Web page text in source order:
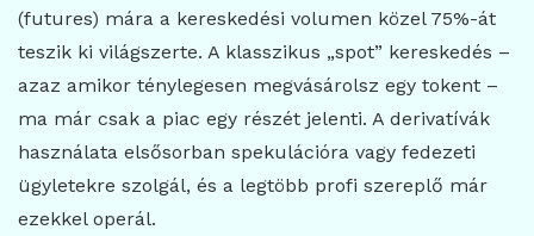
(futures) mára a kereskedési volumen közel 75%-át
teszik ki világszerte. A klasszikus „spot” kereskedés –
azaz amikor ténylegesen megvásárolsz egy tokent –
ma már csak a piac egy részét jelenti. A derivatívák
használata elsősorban spekulációra vagy fedezeti
ügyletekre szolgál, és a legtöbb profi szereplő már
ezekkel operál.